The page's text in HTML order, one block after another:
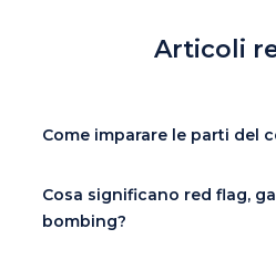
Articoli
Come imparare le parti del
Cosa significano red flag,
bombing?